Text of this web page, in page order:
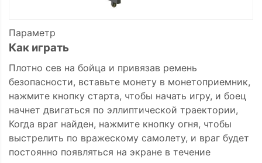
Параметр
Как играть
Плотно сев на бойца и привязав ремень
безопасности, вставьте монету в монетоприемник,
нажмите кнопку старта, чтобы начать игру, и боец ​​
начнет двигаться по эллиптической траектории,
Когда враг найден, нажмите кнопку огня, чтобы
выстрелить по вражескому самолету, и враг будет
постоянно появляться на экране в течение